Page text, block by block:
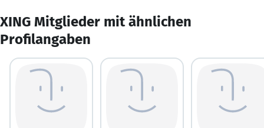
XING Mitglieder mit ähnlichen
Profilangaben